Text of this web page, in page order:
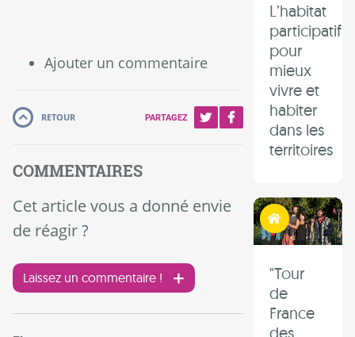
L’habitat
participatif
pour
mieux
vivre et
habiter
dans les
territoires
Habiter autrement
"Tour
de
France
des
Ajouter un commentaire
RETOUR PARTAGEZ
COMMENTAIRES
Cet article vous a donné envie
de réagir ?
Laissez un commentaire !